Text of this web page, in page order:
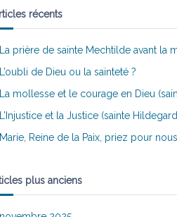
récents
La prière de sainte Mechtilde avant la
L’oubli de Dieu ou la sainteté ?
La mollesse et le courage en Dieu
L’Injustice et la Justice (sainte
Marie, Reine de la Paix, priez pour nous
plus anciens